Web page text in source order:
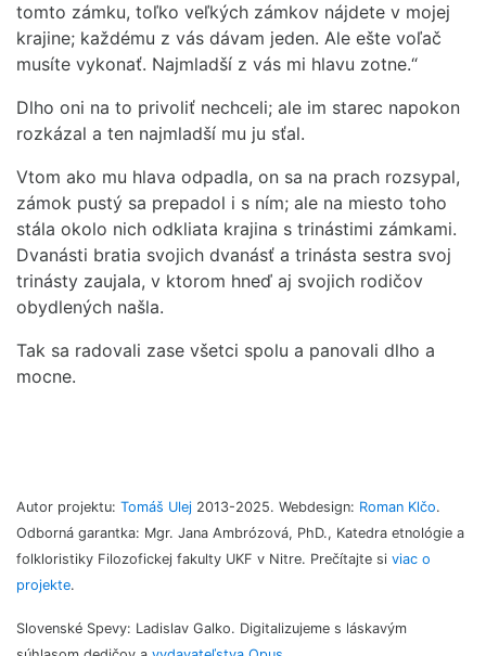
tomto zámku, toľko veľkých zámkov nájdete v mojej
krajine; každému z vás dávam jeden. Ale ešte voľač
musíte vykonať. Najmladší z vás mi hlavu zotne.“
Dlho oni na to privoliť nechceli; ale im starec napokon
rozkázal a ten najmladší mu ju sťal.
Vtom ako mu hlava odpadla, on sa na prach rozsypal,
zámok pustý sa prepadol i s ním; ale na miesto toho
stála okolo nich odkliata krajina s trinástimi zámkami.
Dvanásti bratia svojich dvanásť a trinásta sestra svoj
trinásty zaujala, v ktorom hneď aj svojich rodičov
obydlených našla.
Tak sa radovali zase všetci spolu a panovali dlho a
mocne.
Autor projektu: Tomáš Ulej 2013-2025. Webdesign: Roman Klčo.
Odborná garantka: Mgr. Jana Ambrózová, PhD., Katedra etnológie a
folkloristiky Filozofickej fakulty UKF v Nitre. Prečítajte si viac o
projekte.
Slovenské Spevy: Ladislav Galko. Digitalizujeme s láskavým